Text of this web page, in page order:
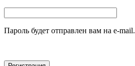
Пароль будет отправлен вам на e-mail.